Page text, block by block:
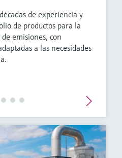
de experiencia y
de productos para la
emisiones, con
a las necesidades